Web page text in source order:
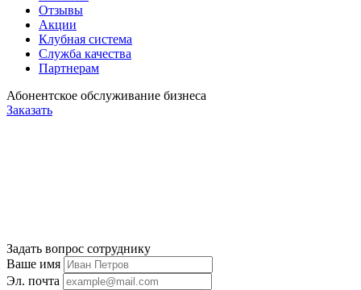
Отзывы
Акции
Клубная система
Служба качества
Партнерам
Абонентское обслуживание бизнеса
Заказать
Задать вопрос сотруднику
Ваше имя
Эл. почта